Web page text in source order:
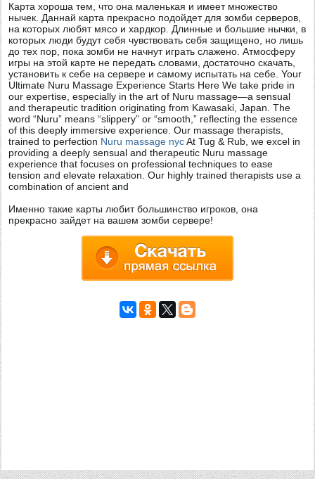
Карта хороша тем, что она маленькая и имеет множество
нычек. Даннай карта прекрасно подойдет для зомби серверов,
на которых любят мясо и хардкор. Длинные и большие нычки, в
которых люди будут себя чувствовать себя защищено, но лишь
до тех пор, пока зомби не начнут играть слажено. Атмосферу
игры на этой карте не передать словами, достаточно скачать,
установить к себе на сервере и самому испытать на себе. Your
Ultimate Nuru Massage Experience Starts Here We take pride in
our expertise, especially in the art of Nuru massage—a sensual
and therapeutic tradition originating from Kawasaki, Japan. The
word “Nuru” means “slippery” or “smooth,” reflecting the essence
of this deeply immersive experience. Our massage therapists,
trained to perfection Nuru massage nycAt Tug & Rub, we excel in
providing a deeply sensual and therapeutic Nuru massage
experience that focuses on professional techniques to ease
tension and elevate relaxation. Our highly trained therapists use a
combination of ancient and
Именно такие карты любит большинство игроков, она
прекрасно зайдет на вашем зомби сервере!